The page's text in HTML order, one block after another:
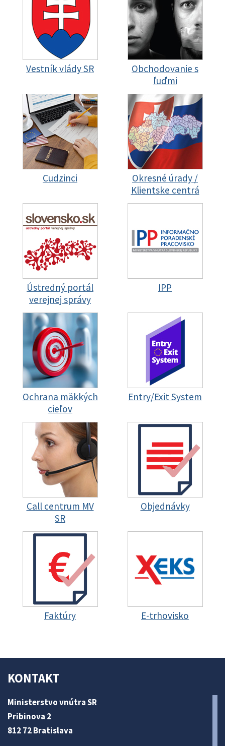
Vestník vlády SR
Obchodovanie s
ľuďmi
Cudzinci
Okresné úrady /
Klientske centrá
Ústredný portál
verejnej správy
IPP
Ochrana mäkkých
cieľov
Entry/Exit System
Call centrum MV
SR
Objednávky
Faktúry E-trhovisko
KONTAKT
Ministerstvo vnútra SR
Pribinova 2
812 72 Bratislava